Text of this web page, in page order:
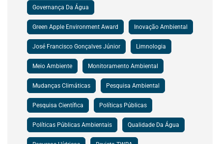
Governança Da Água
Green Apple Environment Award Inovação Ambiental
José Francisco Gonçalves Júnior Limnologia
Meio Ambiente Monitoramento Ambiental
Mudanças Climáticas Pesquisa Ambiental
Pesquisa Científica Políticas Públicas
Políticas Públicas Ambientais Qualidade Da Água